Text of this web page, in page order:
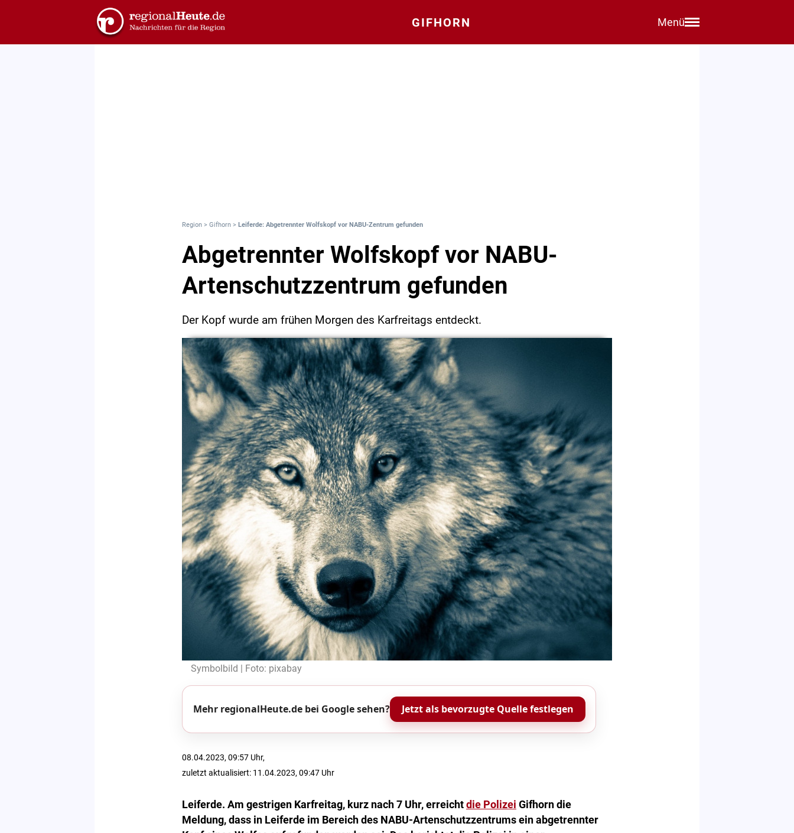
GIFHORN Menü
Region > Gifhorn > Leiferde: Abgetrennter Wolfskopf vor NABU-Zentrum gefunden
Abgetrennter Wolfskopf vor NABU-
Artenschutzzentrum gefunden
Der Kopf wurde am frühen Morgen des Karfreitags entdeckt.
Symbolbild | Foto: pixabay
Mehr regionalHeute.de bei Google sehen? Jetzt als bevorzugte Quelle festlegen
08.04.2023, 09:57 Uhr,
zuletzt aktualisiert: 11.04.2023, 09:47 Uhr
Leiferde. Am gestrigen Karfreitag, kurz nach 7 Uhr, erreicht die Polizei Gifhorn die
Meldung, dass in Leiferde im Bereich des NABU-Artenschutzzentrums ein abgetrennter